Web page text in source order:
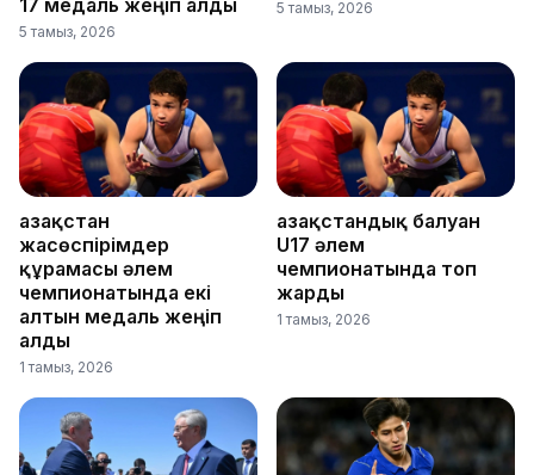
17 медаль жеңіп алды
5 тамыз, 2026
5 тамыз, 2026
Қазақстан
жасөспірімдер
құрамасы әлем
чемпионатында екі
алтын медаль жеңіп
алды
1 тамыз, 2026
Қазақстандық балуан
U17 әлем
чемпионатында топ
жарды
1 тамыз, 2026